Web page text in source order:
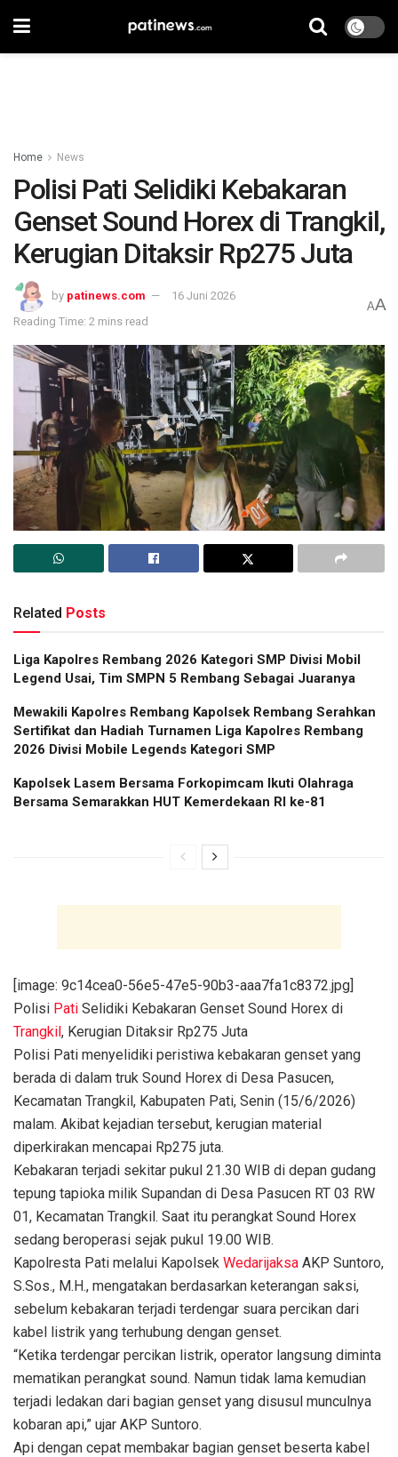
Home News
Polisi Pati Selidiki Kebakaran
Genset Sound Horex di Trangkil,
Kerugian Ditaksir Rp275 Juta
by patinews.com
16 Juni 2026
Reading Time: 2 mins read
AA
Related Posts
Liga Kapolres Rembang 2026 Kategori SMP Divisi Mobil
Legend Usai, Tim SMPN 5 Rembang Sebagai Juaranya
Mewakili Kapolres Rembang Kapolsek Rembang Serahkan
Sertifikat dan Hadiah Turnamen Liga Kapolres Rembang
2026 Divisi Mobile Legends Kategori SMP
Kapolsek Lasem Bersama Forkopimcam Ikuti Olahraga
Bersama Semarakkan HUT Kemerdekaan RI ke-81
[image: 9c14cea0-56e5-47e5-90b3-aaa7fa1c8372.jpg]
Polisi Pati Selidiki Kebakaran Genset Sound Horex di
Trangkil, Kerugian Ditaksir Rp275 Juta
Polisi Pati menyelidiki peristiwa kebakaran genset yang
berada di dalam truk Sound Horex di Desa Pasucen,
Kecamatan Trangkil, Kabupaten Pati, Senin (15/6/2026)
malam. Akibat kejadian tersebut, kerugian material
diperkirakan mencapai Rp275 juta.
Kebakaran terjadi sekitar pukul 21.30 WIB di depan gudang
tepung tapioka milik Supandan di Desa Pasucen RT 03 RW
01, Kecamatan Trangkil. Saat itu perangkat Sound Horex
sedang beroperasi sejak pukul 19.00 WIB.
Kapolresta Pati melalui Kapolsek Wedarijaksa AKP Suntoro,
S.Sos., M.H., mengatakan berdasarkan keterangan saksi,
sebelum kebakaran terjadi terdengar suara percikan dari
kabel listrik yang terhubung dengan genset.
“Ketika terdengar percikan listrik, operator langsung diminta
mematikan perangkat sound. Namun tidak lama kemudian
terjadi ledakan dari bagian genset yang disusul munculnya
kobaran api,” ujar AKP Suntoro.
Api dengan cepat membakar bagian genset beserta kabel